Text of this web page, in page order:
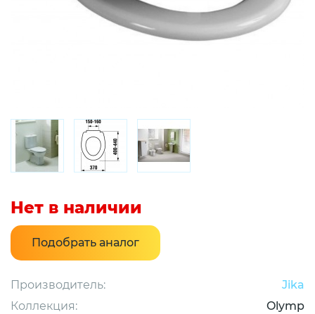
Нет в наличии
Подобрать аналог
Производитель:
Jika
Коллекция:
Olymp